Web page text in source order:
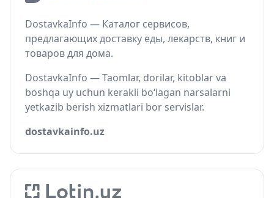
DostavkaInfo — Каталог сервисов,
предлагающих доставку еды, лекарств, книг и
товаров для дома.
DostavkaInfo — Taomlar, dorilar, kitoblar va
boshqa uy uchun kerakli bo‘lagan narsalarni
yetkazib berish xizmatlari bor servislar.
dostavkainfo.uz